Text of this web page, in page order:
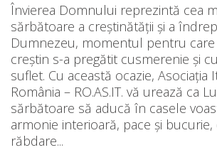
Învierea Domnului reprezintă cea
sărbătoare a creștinătății și a
Dumnezeu, momentul pentru
creștin s-a pregătit cusmerenie și
suflet. Cu această ocazie, Asociația
România – RO.AS.IT. vă urează ca
sărbătoare să aducă în casele
armonie interioară, pace și bucurie,
răbdare...